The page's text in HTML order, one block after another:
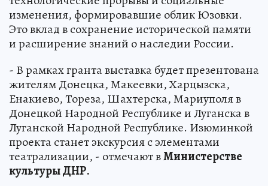
изменения, формировавшие облик Юзовки.
Это вклад в сохранение исторической памяти
и расширение знаний о наследии России.
- В рамках гранта выставка будет презентована
жителям Донецка, Макеевки, Харцызска,
Енакиево, Тореза, Шахтерска, Мариуполя в
Донецкой Народной Республике и Луганска в
Луганской Народной Республике. Изюминкой
проекта станет экскурсия с элементами
театрализации, - отмечают вМинистерстве
культуры ДНР.